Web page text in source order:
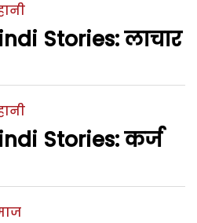
Stories: लाचार
Stories: कर्ज